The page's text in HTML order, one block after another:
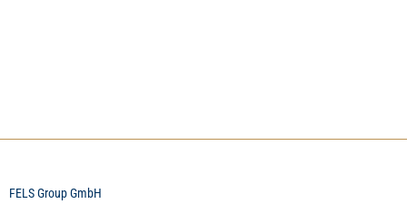
FELS Group GmbH